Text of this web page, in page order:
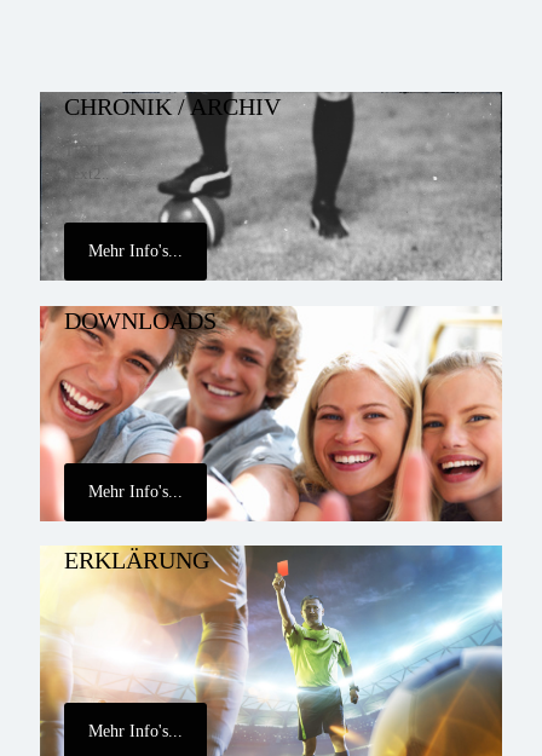
CHRONIK / ARCHIV
TEXT
Text2..
Mehr Info's...
DOWNLOADS
Mehr Info's...
ERKLÄRUNG
Mehr Info's...